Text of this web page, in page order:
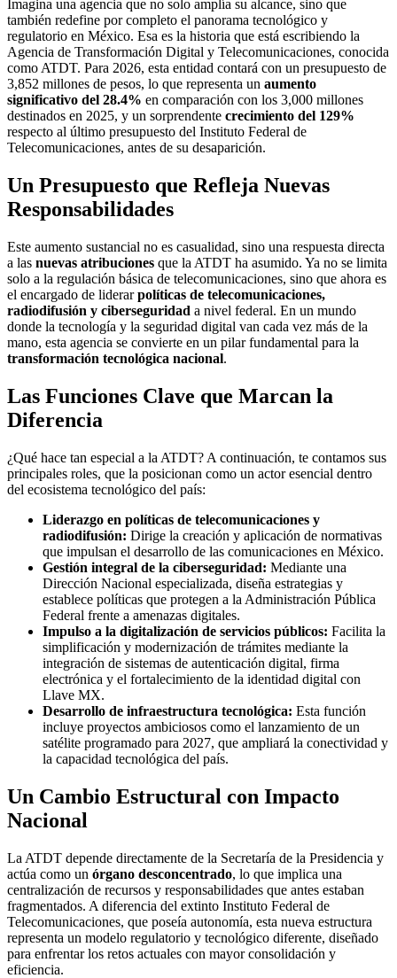
Imagina una agencia que no solo amplía su alcance, sino que
también redefine por completo el panorama tecnológico y
regulatorio en México. Esa es la historia que está escribiendo la
Agencia de Transformación Digital y Telecomunicaciones, conocida
como ATDT. Para 2026, esta entidad contará con un presupuesto de
3,852 millones de pesos, lo que representa un aumento
significativo del 28.4% en comparación con los 3,000 millones
destinados en 2025, y un sorprendente crecimiento del 129%
respecto al último presupuesto del Instituto Federal de
Telecomunicaciones, antes de su desaparición.
Un Presupuesto que Refleja Nuevas
Responsabilidades
Este aumento sustancial no es casualidad, sino una respuesta directa
a las nuevas atribuciones que la ATDT ha asumido. Ya no se limita
solo a la regulación básica de telecomunicaciones, sino que ahora es
el encargado de liderarpolíticas de telecomunicaciones,
radiodifusión y ciberseguridad a nivel federal. En un mundo
donde la tecnología y la seguridad digital van cada vez más de la
mano, esta agencia se convierte en un pilar fundamental para la
transformación tecnológica nacional.
Las Funciones Clave que Marcan la
Diferencia
¿Qué hace tan especial a la ATDT? A continuación, te contamos sus
principales roles, que la posicionan como un actor esencial dentro
del ecosistema tecnológico del país:
Liderazgo en políticas de telecomunicaciones y
radiodifusión: Dirige la creación y aplicación de normativas
que impulsan el desarrollo de las comunicaciones en México.
Gestión integral de la ciberseguridad: Mediante una
Dirección Nacional especializada, diseña estrategias y
establece políticas que protegen a la Administración Pública
Federal frente a amenazas digitales.
Impulso a la digitalización de servicios públicos: Facilita la
simplificación y modernización de trámites mediante la
integración de sistemas de autenticación digital, firma
electrónica y el fortalecimiento de la identidad digital con
Llave MX.
Desarrollo de infraestructura tecnológica: Esta función
incluye proyectos ambiciosos como el lanzamiento de un
satélite programado para 2027, que ampliará la conectividad y
la capacidad tecnológica del país.
Un Cambio Estructural con Impacto
Nacional
La ATDT depende directamente de la Secretaría de la Presidencia y
actúa como un órgano desconcentrado, lo que implica una
centralización de recursos y responsabilidades que antes estaban
fragmentados. A diferencia del extinto Instituto Federal de
Telecomunicaciones, que poseía autonomía, esta nueva estructura
representa un modelo regulatorio y tecnológico diferente, diseñado
para enfrentar los retos actuales con mayor consolidación y
eficiencia.